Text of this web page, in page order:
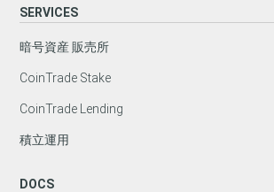
SERVICES
暗号資産 販売所
CoinTrade Stake
CoinTrade Lending
積立運用
DOCS